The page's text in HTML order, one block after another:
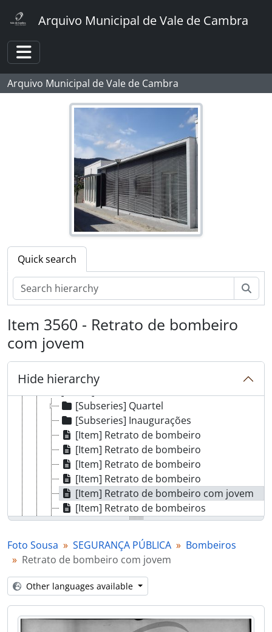
Arquivo Municipal de Vale de Cambra
Toggle navigation
Arquivo Municipal de Vale de Cambra
Quick search
Item 3560 - Retrato de bombeiro
com jovem
Hide hierarchy
[Fonds] Foto Sousa
[Part] CÂMARA MUNICIPAL
[Part] ASSEMBLEIA MUNICIPAL
[Part] JUNTAS DE FREGUESIA
[Part] MOVIMENTO CULTURAL
[Part] DESPORTO
[Part] AGRICULTURA
[Part] COMÉRCIO
[Part] ENSINO
[Part] PANORÂMICAS
[Part] ATIVIDADE POLÍTICA
[Part] RELIGIÃO
[Part] RETRATOS
[Part] ANIMAIS
[Part] SEGURANÇA PÚBLICA
[Subseries] Quartel
[Subseries] Inaugurações
[Item] Retrato de bombeiro
[Item] Retrato de bombeiro
[Item] Retrato de bombeiro
[Item] Retrato de bombeiro
[Item] Retrato de bombeiro com jovem
[Item] Retrato de bombeiros
[Item] Retrato de bombeiro com homem
[Item] Retrato de bombeiros
[Item] Retrato de bombeiro com mulher
[Item] Retrato de bombeiros
[Series] Forças armadas
[Part] TRANSPORTES
[Part] OBRAS PÚBLICAS
[Part] PATRIMÓNIO
Foto Sousa SEGURANÇA PÚBLICA
Bombeiros
Retrato de bombeiro com jovem
Other languages available